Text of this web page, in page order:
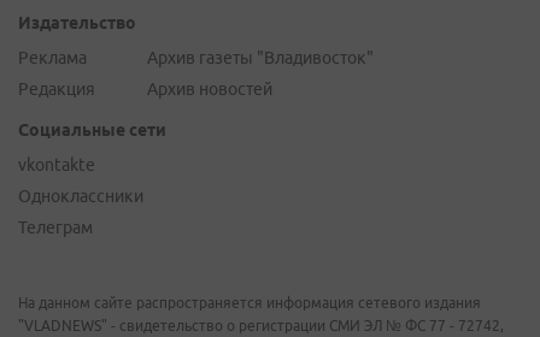
Издательство
Реклама
Редакция
Архив газеты "Владивосток"
Архив новостей
Социальные сети
vkontakte
Одноклассники
Телеграм
На данном сайте распространяется информация сетевого издания
"VLADNEWS" - свидетельство о регистрации СМИ ЭЛ № ФС 77 - 72742,